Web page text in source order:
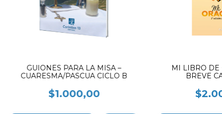
GUIONES PARA LA MISA –
CUARESMA/PASCUA CICLO B
$1.000,00
MI LIBRO DE
BREVE